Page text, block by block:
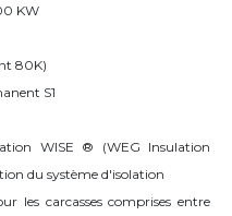
KW
80K)
S1
WISE ® (WEG Insulation
du système d'isolation
les carcasses comprises entre